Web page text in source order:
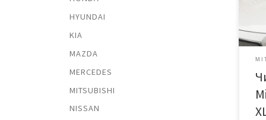
HYUNDAI
KIA
MAZDA
MERCEDES
MITSUBISHI
NISSAN